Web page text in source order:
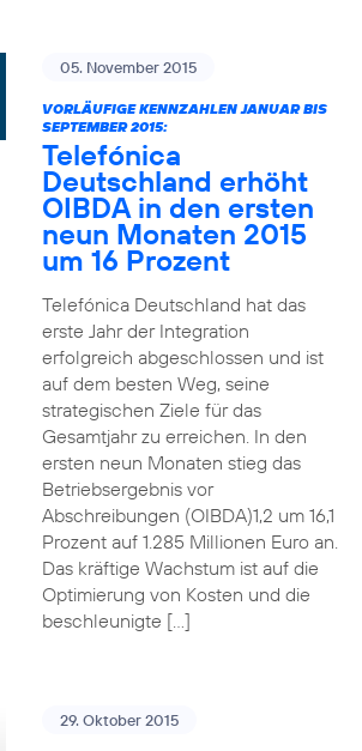
05. November 2015
VORLÄUFIGE KENNZAHLEN JANUAR BIS
SEPTEMBER 2015:
Telefónica
Deutschland erhöht
OIBDA in den ersten
neun Monaten 2015
um 16 Prozent
Telefónica Deutschland hat das
erste Jahr der Integration
erfolgreich abgeschlossen und ist
auf dem besten Weg, seine
strategischen Ziele für das
Gesamtjahr zu erreichen. In den
ersten neun Monaten stieg das
Betriebsergebnis vor
Abschreibungen (OIBDA)1,2 um 16,1
Prozent auf 1.285 Millionen Euro an.
Das kräftige Wachstum ist auf die
Optimierung von Kosten und die
beschleunigte […]
29. Oktober 2015